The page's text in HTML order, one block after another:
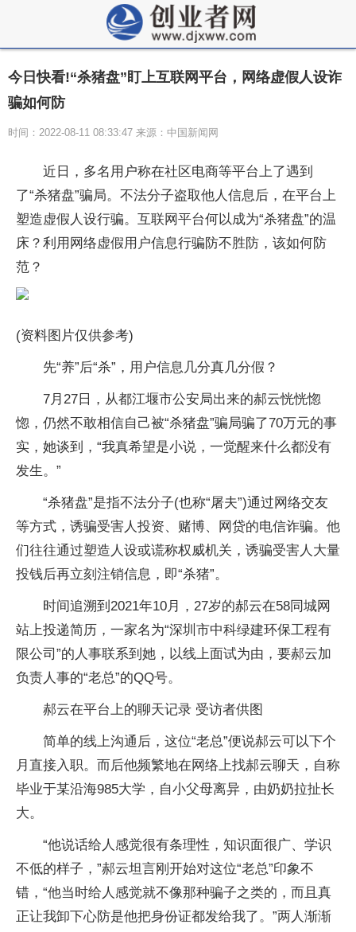
今日快看!“杀猪盘”盯上互联网平台，网络虚假人设诈
骗如何防
时间：2022-08-11 08:33:47 来源：中国新闻网
近日，多名用户称在社区电商等平台上了遇到
了“杀猪盘”骗局。不法分子盗取他人信息后，在平台上
塑造虚假人设行骗。互联网平台何以成为“杀猪盘”的温
床？利用网络虚假用户信息行骗防不胜防，该如何防
范？
(资料图片仅供参考)
先“养”后“杀”，用户信息几分真几分假？
7月27日，从都江堰市公安局出来的郝云恍恍惚
惚，仍然不敢相信自己被“杀猪盘”骗局骗了70万元的事
实，她谈到，“我真希望是小说，一觉醒来什么都没有
发生。”
“杀猪盘”是指不法分子(也称“屠夫”)通过网络交友
等方式，诱骗受害人投资、赌博、网贷的电信诈骗。他
们往往通过塑造人设或谎称权威机关，诱骗受害人大量
投钱后再立刻注销信息，即“杀猪”。
时间追溯到2021年10月，27岁的郝云在58同城网
站上投递简历，一家名为“深圳市中科绿建环保工程有
限公司”的人事联系到她，以线上面试为由，要郝云加
负责人事的“老总”的QQ号。
郝云在平台上的聊天记录 受访者供图
简单的线上沟通后，这位“老总”便说郝云可以下个
月直接入职。而后他频繁地在网络上找郝云聊天，自称
毕业于某沿海985大学，自小父母离异，由奶奶拉扯长
大。
“他说话给人感觉很有条理性，知识面很广、学识
不低的样子，”郝云坦言刚开始对这位“老总”印象不
错，“他当时给人感觉就不像那种骗子之类的，而且真
正让我卸下心防是他把身份证都发给我了。”两人渐渐